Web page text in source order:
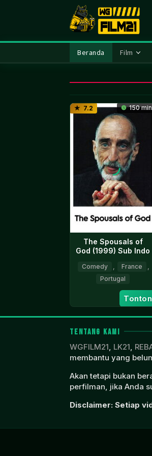
Beranda Film
7.2 150 min
The Spousals of
God (1999) Sub Indo
Comedy , France
,
Portugal
Oct
1999
João
César
Monteiro
Tonton
TENTANG KAMI
WGFILM21, LK21,
membantu yang
Akan tetapi bukan
perfilman, jika Anda
Disclaimer: Setiap